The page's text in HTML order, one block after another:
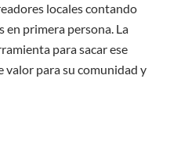
locales contando
en primera persona. La
para sacar ese
valor para su comunidad y